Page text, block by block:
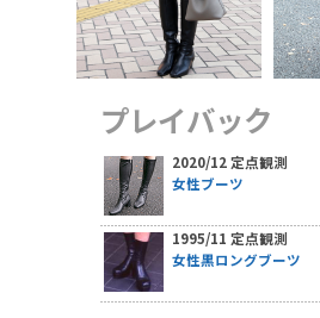
プレイバック
2020/12 定点観測
女性ブーツ
1995/11 定点観測
女性黒ロングブーツ